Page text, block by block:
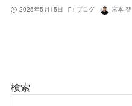
2025年5月15日 ブログ 宮本 智
検索